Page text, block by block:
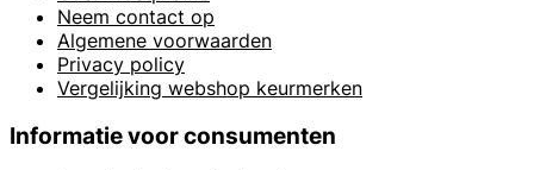
Neem contact op
Algemene voorwaarden
Privacy policy
Vergelijking webshop keurmerken
Informatie voor consumenten